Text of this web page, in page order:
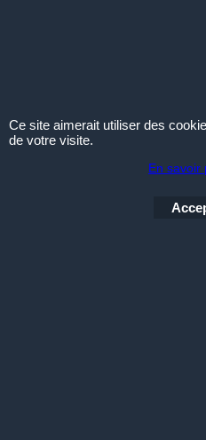
Ce site aimerait utiliser des
de votre visite.
En savoir